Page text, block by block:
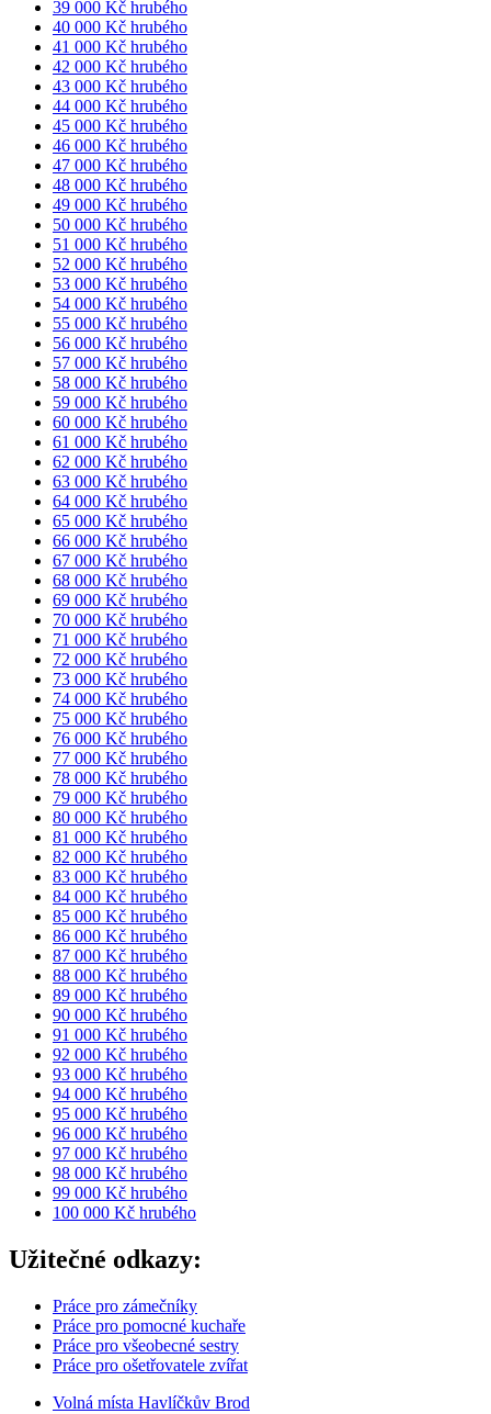
39 000 Kč hrubého
40 000 Kč hrubého
41 000 Kč hrubého
42 000 Kč hrubého
43 000 Kč hrubého
44 000 Kč hrubého
45 000 Kč hrubého
46 000 Kč hrubého
47 000 Kč hrubého
48 000 Kč hrubého
49 000 Kč hrubého
50 000 Kč hrubého
51 000 Kč hrubého
52 000 Kč hrubého
53 000 Kč hrubého
54 000 Kč hrubého
55 000 Kč hrubého
56 000 Kč hrubého
57 000 Kč hrubého
58 000 Kč hrubého
59 000 Kč hrubého
60 000 Kč hrubého
61 000 Kč hrubého
62 000 Kč hrubého
63 000 Kč hrubého
64 000 Kč hrubého
65 000 Kč hrubého
66 000 Kč hrubého
67 000 Kč hrubého
68 000 Kč hrubého
69 000 Kč hrubého
70 000 Kč hrubého
71 000 Kč hrubého
72 000 Kč hrubého
73 000 Kč hrubého
74 000 Kč hrubého
75 000 Kč hrubého
76 000 Kč hrubého
77 000 Kč hrubého
78 000 Kč hrubého
79 000 Kč hrubého
80 000 Kč hrubého
81 000 Kč hrubého
82 000 Kč hrubého
83 000 Kč hrubého
84 000 Kč hrubého
85 000 Kč hrubého
86 000 Kč hrubého
87 000 Kč hrubého
88 000 Kč hrubého
89 000 Kč hrubého
90 000 Kč hrubého
91 000 Kč hrubého
92 000 Kč hrubého
93 000 Kč hrubého
94 000 Kč hrubého
95 000 Kč hrubého
96 000 Kč hrubého
97 000 Kč hrubého
98 000 Kč hrubého
99 000 Kč hrubého
100 000 Kč hrubého
Užitečné odkazy:
Práce pro zámečníky
Práce pro pomocné kuchaře
Práce pro všeobecné sestry
Práce pro ošetřovatele zvířat
Volná místa Havlíčkův Brod